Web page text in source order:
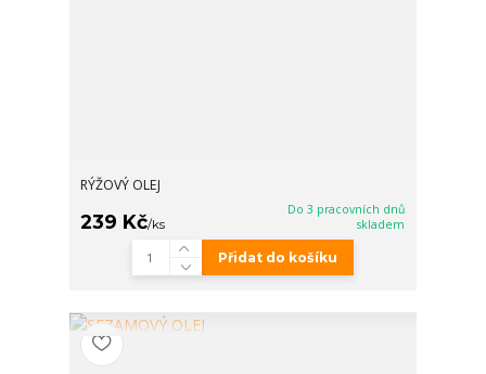
RÝŽOVÝ OLEJ
239 Kč/ks
Do 3 pracovních dnů
skladem
Přidat do košíku